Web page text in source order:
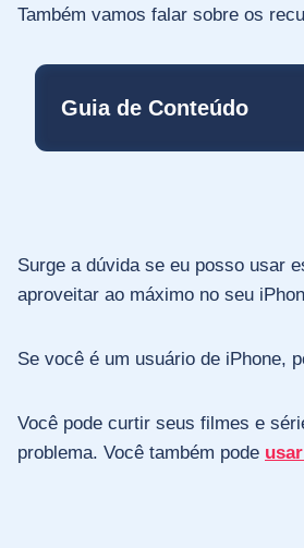
Também vamos falar sobre os
Guia de Conteúdo
Surge a dúvida se eu posso usar
aproveitar ao máximo no seu
Se você é um usuário de iPhone,
Você pode curtir seus filmes e
problema. Você também pode